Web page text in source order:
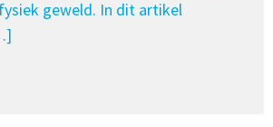
geweld. In dit artikel